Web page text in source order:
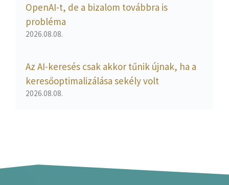
OpenAI-t, de a bizalom továbbra is
probléma
2026.08.08.
Az AI-keresés csak akkor tűnik újnak, ha a
keresőoptimalizálása sekély volt
2026.08.08.